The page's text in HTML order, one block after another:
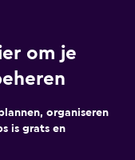
om je
organiseren
is grats en